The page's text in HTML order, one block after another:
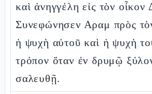
καὶ ἀνηγγέλη εἰς τὸν οἶκον
Συνεφώνησεν Αραμ πρὸς
ἡ ψυχὴ αὐτοῦ καὶ ἡ ψυχὴ
τρόπον ὅταν ἐν δρυμῷ
σαλευθῇ.